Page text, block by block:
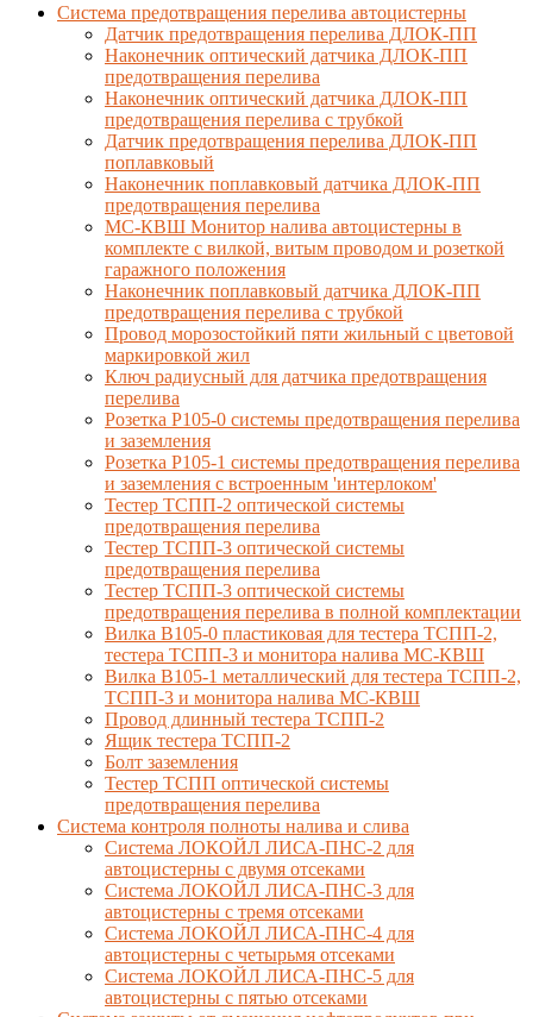
Система предотвращения перелива автоцистерны
Датчик предотвращения перелива ДЛОК-ПП
Наконечник оптический датчика ДЛОК-ПП
предотвращения перелива
Наконечник оптический датчика ДЛОК-ПП
предотвращения перелива с трубкой
Датчик предотвращения перелива ДЛОК-ПП
поплавковый
Наконечник поплавковый датчика ДЛОК-ПП
предотвращения перелива
МС-КВШ Монитор налива автоцистерны в
комплекте с вилкой, витым проводом и розеткой
гаражного положения
Наконечник поплавковый датчика ДЛОК-ПП
предотвращения перелива с трубкой
Провод морозостойкий пяти жильный с цветовой
маркировкой жил
Ключ радиусный для датчика предотвращения
перелива
Розетка Р105-0 системы предотвращения перелива
и заземления
Розетка Р105-1 системы предотвращения перелива
и заземления с встроенным 'интерлоком'
Тестер ТСПП-2 оптической системы
предотвращения перелива
Тестер ТСПП-3 оптической системы
предотвращения перелива
Тестер ТСПП-3 оптической системы
предотвращения перелива в полной комплектации
Вилка В105-0 пластиковая для тестера ТСПП-2,
тестера ТСПП-3 и монитора налива МС-КВШ
Вилка В105-1 металлический для тестера ТСПП-2,
ТСПП-3 и монитора налива МС-КВШ
Провод длинный тестера ТСПП-2
Ящик тестера ТСПП-2
Болт заземления
Тестер ТСПП оптической системы
предотвращения перелива
Cистема контроля полноты налива и слива
Система ЛОКОЙЛ ЛИСА-ПНС-2 для
автоцистерны с двумя отсеками
Система ЛОКОЙЛ ЛИСА-ПНС-3 для
автоцистерны с тремя отсеками
Система ЛОКОЙЛ ЛИСА-ПНС-4 для
автоцистерны с четырьмя отсеками
Система ЛОКОЙЛ ЛИСА-ПНС-5 для
автоцистерны с пятью отсеками